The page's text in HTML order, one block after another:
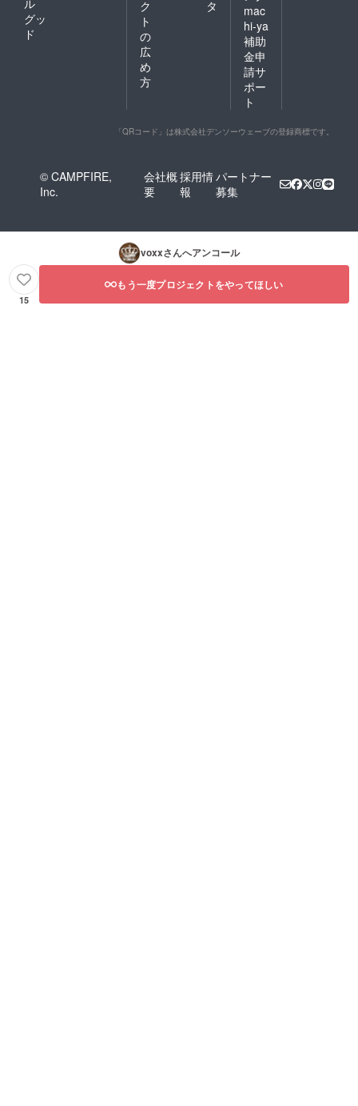
グッ
ド
ク
ト
の
広
め
方
タ
mac
hi-ya
補助
金申
請サ
ポー
ト
「QRコード」は株式会社デンソーウェーブの登録商標です。
© CAMPFIRE,
Inc.
会社概
要
採用情
報
パートナー
募集
voxxさんへアンコール
15
もう一度プロジェクトをやってほしい